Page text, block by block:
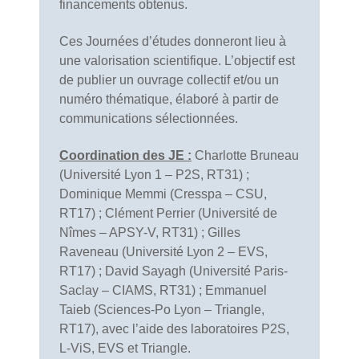
financements obtenus.
Ces Journées d’études donneront lieu à
une valorisation scientifique. L’objectif est
de publier un ouvrage collectif et/ou un
numéro thématique, élaboré à partir de
communications sélectionnées.
Coordination des JE : Charlotte Bruneau
(Université Lyon 1 – P2S, RT31) ;
Dominique Memmi (Cresspa – CSU,
RT17) ; Clément Perrier (Université de
Nîmes – APSY-V, RT31) ; Gilles
Raveneau (Université Lyon 2 – EVS,
RT17) ; David Sayagh (Université Paris-
Saclay – CIAMS, RT31) ; Emmanuel
Taieb (Sciences-Po Lyon – Triangle,
RT17), avec l’aide des laboratoires P2S,
L-ViS, EVS et Triangle.